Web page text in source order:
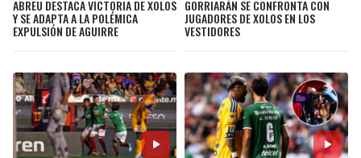
ABREU DESTACA VICTORIA DE XOLOS
Y SE ADAPTA A LA POLÉMICA
EXPULSIÓN DE AGUIRRE
GORRIARÁN SE CONFRONTA CON
JUGADORES DE XOLOS EN LOS
VESTIDORES